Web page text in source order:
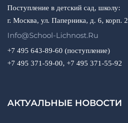
Поступление в детский сад, школу:
г. Москва, ул. Паперника, д. 6, корп. 2
Info@school-Lichnost.ru
+7 495 643-89-60 (поступление)
+7 495 371-59-00, +7 495 371-55-92
АКТУАЛЬНЫЕ НОВОСТИ